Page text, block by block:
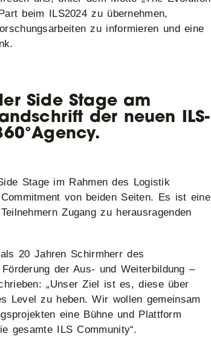
beim ILS2024 zu übernehmen,
zu informieren und eine
Side Stage am
der neuen ILS-
Stage im Rahmen des Logistik
von beiden Seiten. Es ist eine
Zugang zu herausragenden
20 Jahren Schirmherr des
der Aus- und Weiterbildung –
„Unser Ziel ist es, diese über
Level zu heben. Wir wollen gemeinsam
eine Bühne und Plattform
gesamte ILS Community“.